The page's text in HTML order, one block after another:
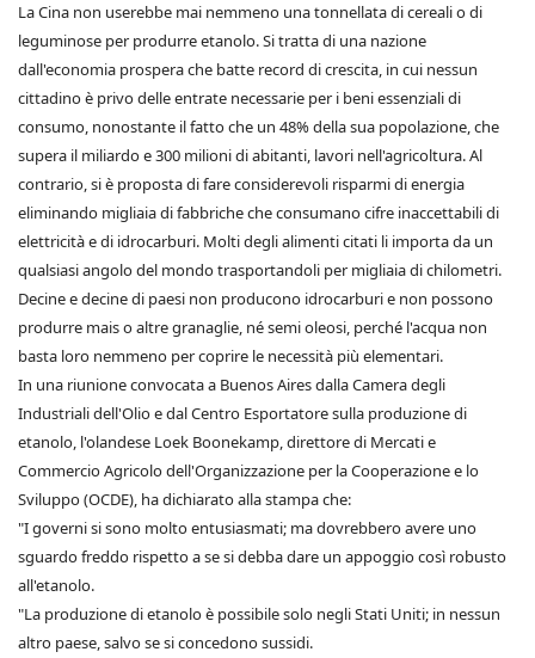
La Cina non userebbe mai nemmeno una tonnellata di cereali o di
leguminose per produrre etanolo. Si tratta di una nazione
dall'economia prospera che batte record di crescita, in cui nessun
cittadino è privo delle entrate necessarie per i beni essenziali di
consumo, nonostante il fatto che un 48% della sua popolazione, che
supera il miliardo e 300 milioni di abitanti, lavori nell'agricoltura. Al
contrario, si è proposta di fare considerevoli risparmi di energia
eliminando migliaia di fabbriche che consumano cifre inaccettabili di
elettricità e di idrocarburi. Molti degli alimenti citati li importa da un
qualsiasi angolo del mondo trasportandoli per migliaia di chilometri.
Decine e decine di paesi non producono idrocarburi e non possono
produrre mais o altre granaglie, né semi oleosi, perché l'acqua non
basta loro nemmeno per coprire le necessità più elementari.
In una riunione convocata a Buenos Aires dalla Camera degli
Industriali dell'Olio e dal Centro Esportatore sulla produzione di
etanolo, l'olandese Loek Boonekamp, direttore di Mercati e
Commercio Agricolo dell'Organizzazione per la Cooperazione e lo
Sviluppo (OCDE), ha dichiarato alla stampa che:
"I governi si sono molto entusiasmati; ma dovrebbero avere uno
sguardo freddo rispetto a se si debba dare un appoggio così robusto
all'etanolo.
"La produzione di etanolo è possibile solo negli Stati Uniti; in nessun
altro paese, salvo se si concedono sussidi.